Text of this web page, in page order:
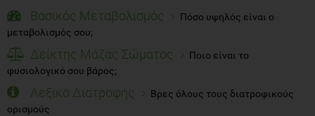
Βασικός Μεταβολισμός
Πόσο υψηλός είναι ο
μεταβολισμός σου;
Δείκτης Μάζας Σώματος
Ποιο είναι το
φυσιολογικό σου βάρος;
Λεξικό Διατροφής
Βρες όλους τους διατροφικούς
ορισμούς